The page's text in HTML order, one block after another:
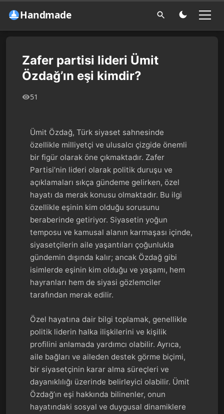
Handmade
Zafer partisi lideri Ümit
Özdağ’ın eşi kimdir?
51
Ümit Özdağ, Türk siyaset sahnesinde
özellikle milliyetçi ve ulusalcı çizgide önemli
bir figür olarak öne çıkmaktadır. Zafer
Partisi’nin lideri olarak politik duruşu ve
açıklamaları sıkça gündeme gelirken, özel
hayatı da merak konusu olmaktadır. Bu ilgi
özellikle eşinin kim olduğu sorusunu
beraberinde getiriyor. Siyasetin yoğun
temposu ve kamusal alanın karmaşası içinde,
siyasetçilerin aile yaşantıları çoğunlukla
gündemin dışında kalır; ancak Özdağ gibi
isimlerde eşinin kim olduğu ve yaşamı, hem
hayranları hem de siyasi gözlemciler
tarafından merak edilir.
Özel hayatına dair bilgi toplamak, genellikle
politik liderin halka ilişkilerini ve kişilik
profilini anlamada yardımcı olabilir. Ayrıca,
aile bağları ve aileden destek görme biçimi,
bir siyasetçinin karar alma süreçleri ve
dayanıklılığı üzerinde belirleyici olabilir. Ümit
Özdağ’ın eşi hakkında bilinenler, onun
hayatındaki sosyal ve duygusal dinamiklere